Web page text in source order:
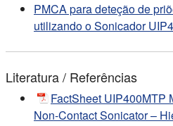
PMCA para deteção de
utilizando o Sonicador
Literatura / Referências
FactSheet UIP400MTP
Non-Contact Sonicator –